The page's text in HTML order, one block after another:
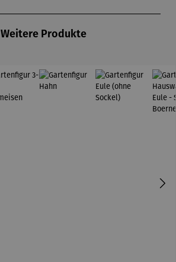
Weitere Produkte